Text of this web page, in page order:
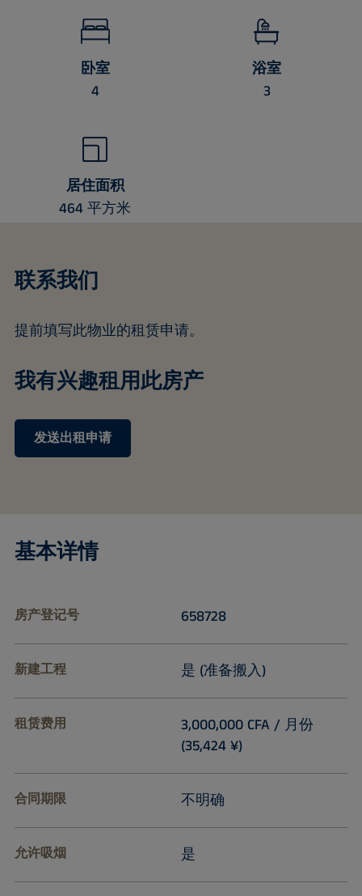
卧室
4
浴室
3
居住面积
464 平方米
联系我们
提前填写此物业的租赁申请。
我有兴趣租用此房产
发送出租申请
基本详情
房产登记号 658728
新建工程 是 (准备搬入)
租赁费用
3,000,000 CFA / 月份
(35,424 ¥)
合同期限 不明确
允许吸烟 是